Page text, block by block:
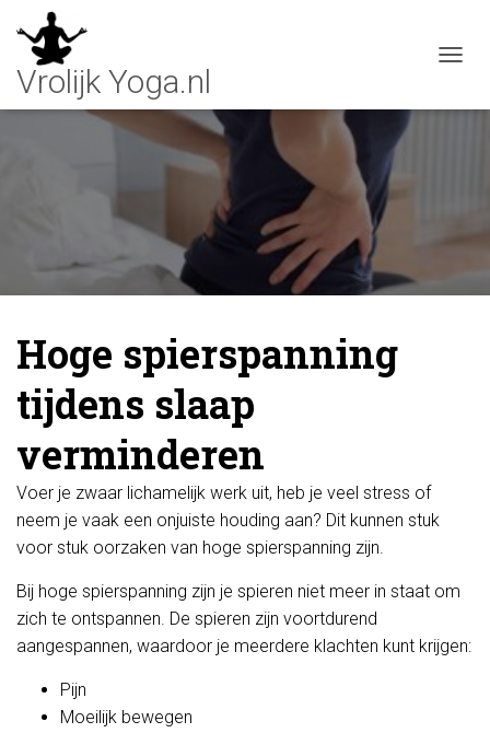
G
A
Hoge spierspanning
tijdens slaap
verminderen
Voer je zwaar lichamelijk werk uit, heb je veel stress of
neem je vaak een onjuiste houding aan? Dit kunnen stuk
voor stuk oorzaken van hoge spierspanning zijn.
Bij hoge spierspanning zijn je spieren niet meer in staat om
zich te ontspannen. De spieren zijn voortdurend
aangespannen, waardoor je meerdere klachten kunt krijgen:
Pijn
Moeilijk bewegen